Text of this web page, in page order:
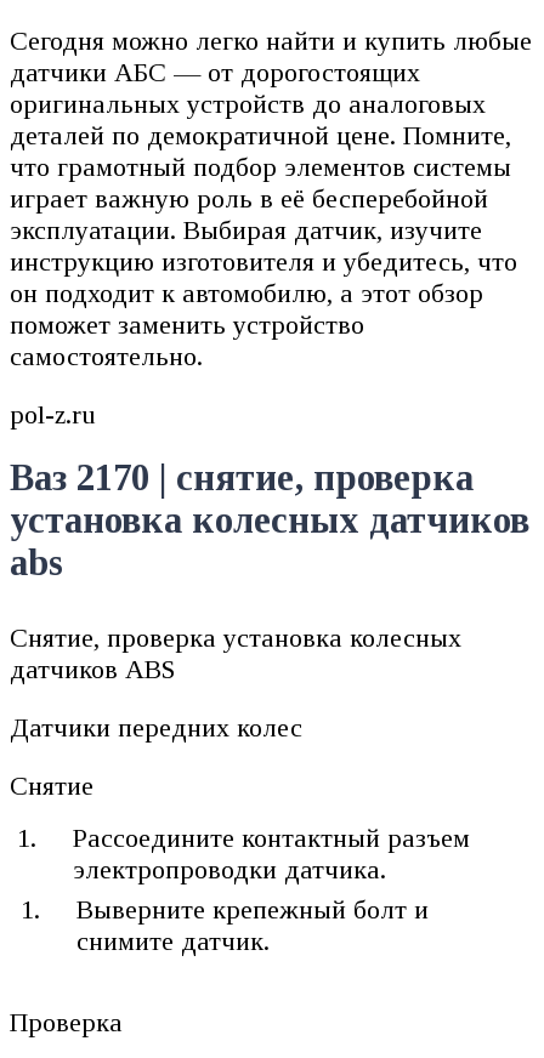
Сегодня можно легко найти и купить любые
датчики АБС — от дорогостоящих
оригинальных устройств до аналоговых
деталей по демократичной цене. Помните,
что грамотный подбор элементов системы
играет важную роль в её бесперебойной
эксплуатации. Выбирая датчик, изучите
инструкцию изготовителя и убедитесь, что
он подходит к автомобилю, а этот обзор
поможет заменить устройство
самостоятельно.
pol-z.ru
Ваз 2170 | снятие, проверка
установка колесных датчиков
abs
Снятие, проверка установка колесных
датчиков ABS
Датчики передних колес
Снятие
Рассоедините контактный разъем
электропроводки датчика.
Выверните крепежный болт и
снимите датчик.
Проверка